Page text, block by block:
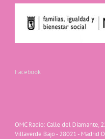
Facebook
OMC Radio: Calle del Diamante,
Villaverde Bajo - 28021 - Madrid